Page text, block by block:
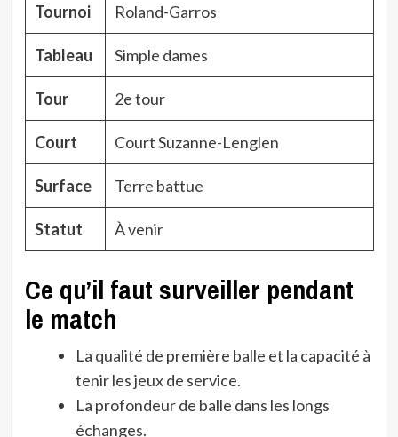
Tournoi Roland-Garros
Tableau Simple dames
Tour 2e tour
Court Court Suzanne-Lenglen
Surface Terre battue
Statut À venir
Ce qu’il faut surveiller pendant
le match
La qualité de première balle et la capacité à
tenir les jeux de service.
La profondeur de balle dans les longs
échanges.